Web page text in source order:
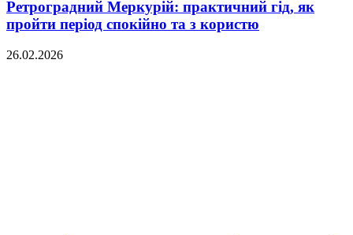
Ретроградний Меркурій: практичний гід, як
пройти період спокійно та з користю
26.02.2026